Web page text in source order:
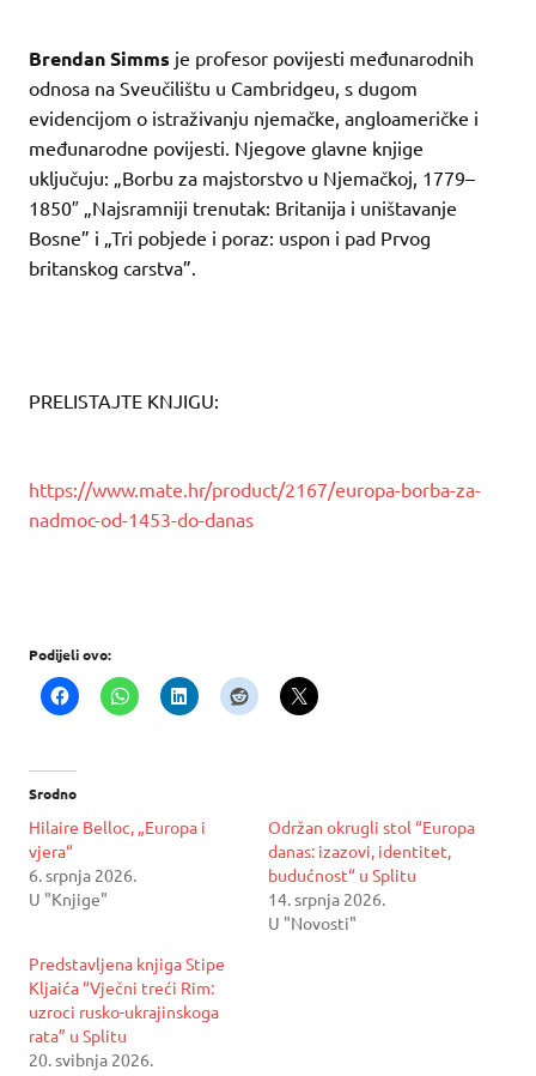
Brendan Simms je profesor povijesti međunarodnih
odnosa na Sveučilištu u Cambridgeu, s dugom
evidencijom o istraživanju njemačke, angloameričke i
međunarodne povijesti. Njegove glavne knjige
uključuju: „Borbu za majstorstvo u Njemačkoj, 1779–
1850″ „Najsramniji trenutak: Britanija i uništavanje
Bosne” i „Tri pobjede i poraz: uspon i pad Prvog
britanskog carstva”.
PRELISTAJTE KNJIGU:
https://www.mate.hr/product/2167/europa-borba-za-
nadmoc-od-1453-do-danas
Podijeli ovo:
Srodno
Hilaire Belloc, „Europa i
vjera“
6. srpnja 2026.
U "Knjige"
Održan okrugli stol “Europa
danas: izazovi, identitet,
budućnost“ u Splitu
14. srpnja 2026.
U "Novosti"
Predstavljena knjiga Stipe
Kljaića “Vječni treći Rim:
uzroci rusko-ukrajinskoga
rata” u Splitu
20. svibnja 2026.